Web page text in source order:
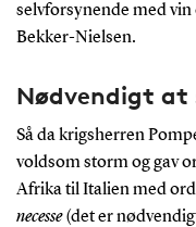
selvforsynende med
Bekker-Nielsen.
Nødvendigt at
Så da krigsherren
voldsom storm og gav
Afrika til Italien med
necesse(det er